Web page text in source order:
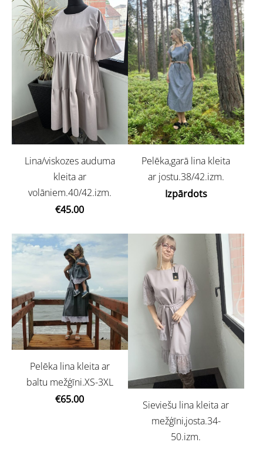
Lina/viskozes auduma
kleita ar
volāniem.40/42.izm.
€45.00
Pelēka,garā lina kleita
ar jostu.38/42.izm.
Izpārdots
Pelēka lina kleita ar
baltu mežģīni.XS-3XL
€65.00
Sieviešu lina kleita ar
mežģīni,josta.34-
50.izm.